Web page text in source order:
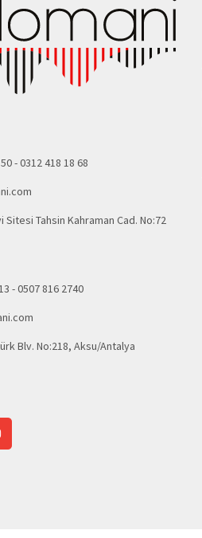
-0312 418 18 68
Sitesi Tahsin Kahraman Cad. No:72
- 0507 816 2740
Blv. No:218, Aksu/Antalya